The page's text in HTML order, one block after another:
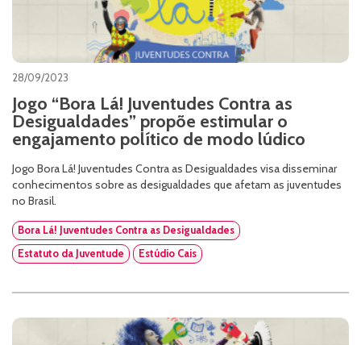
28/09/2023
Jogo “Bora Lá! Juventudes Contra as
Desigualdades” propõe estimular o
engajamento político de modo lúdico
Jogo Bora Lá! Juventudes Contra as Desigualdades visa disseminar
conhecimentos sobre as desigualdades que afetam as juventudes
no Brasil.
Bora Lá! Juventudes Contra as Desigualdades
Estatuto da Juventude
Estúdio Cais